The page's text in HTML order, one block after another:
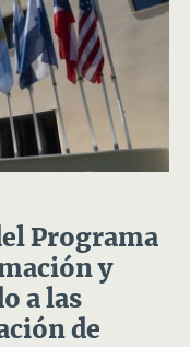
Programa
y
a las
de